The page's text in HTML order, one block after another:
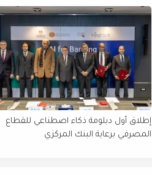
إطلاق أول دبلومة ذكاء اصطناعي للقطاع
المصرفي برعاية البنك المركزي